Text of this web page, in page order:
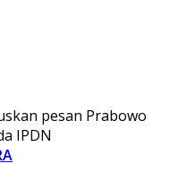
pesan Prabowo
IPDN